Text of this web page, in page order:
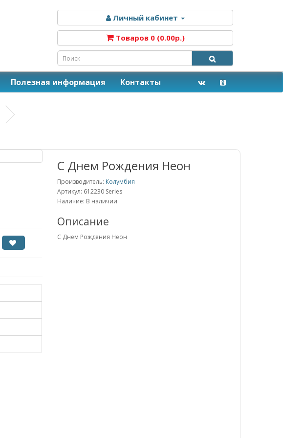
Личный кабинет
Товаров 0 (0.00р.)
Полезная информация Контакты
С Днем Рождения Неон
Производитель: Колумбия
Артикул: 612230 Series
Наличие: В наличии
Описание
С Днем Рождения Неон